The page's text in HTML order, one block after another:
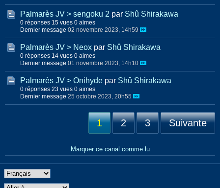
Palmarès JV > sengoku 2 par Shû Shirakawa
0 réponses 15 vues 0 aimes
Dernier message 02 novembre 2023, 14h59
Palmarès JV > Neox par Shû Shirakawa
0 réponses 14 vues 0 aimes
Dernier message 01 novembre 2023, 14h10
Palmarès JV > Onihyde par Shû Shirakawa
0 réponses 23 vues 0 aimes
Dernier message 25 octobre 2023, 20h55
1 2 3 Suivante
Marquer ce canal comme lu